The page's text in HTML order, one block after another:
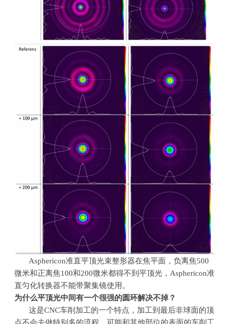
Asphericon准直平顶光束整形器在焦平面，负离焦500
微米和正离焦100和200微米都得不到平顶光，Asphericon准
直匀化转换器不能带聚集镜使用。
为什么平顶光中间有一个很强的圆环解决不掉？
这是CNC车削加工的一个特点，加工到最后非球面的顶